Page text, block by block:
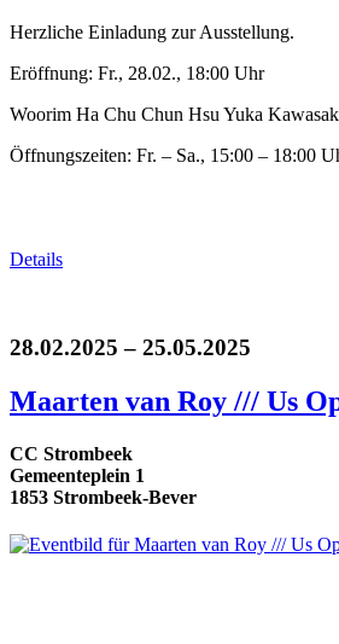
Herzliche Einladung zur Ausstellung.
Eröffnung: Fr., 28.02., 18:00 Uhr
Woorim Ha Chu Chun Hsu Yuka
Öffnungszeiten: Fr. – Sa., 15:00 – 18:00
Details
28.02.2025 – 25.05.2025
Maarten van Roy /// Us
CC Strombeek
Gemeenteplein 1
1853 Strombeek-Bever